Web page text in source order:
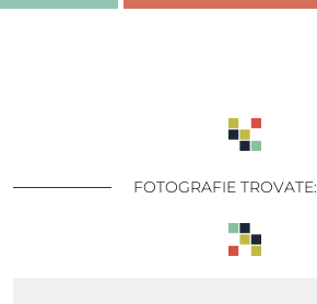
FOTOGRAFIE TROVATE: